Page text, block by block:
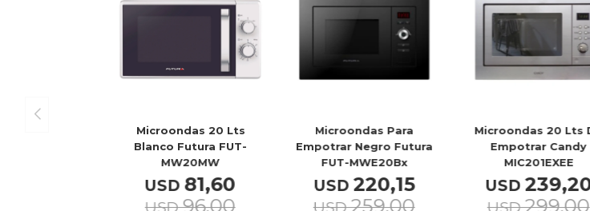
Microondas 20 Lts
Blanco Futura FUT-
MW20MW
USD 81,60
USD 96,00
Microondas Para
Empotrar Negro Futura
FUT-MWE20Bx
USD 220,15
USD 259,00
Microondas 20 Lts
Empotrar Candy
MIC201EXEE
USD
USD 299,00